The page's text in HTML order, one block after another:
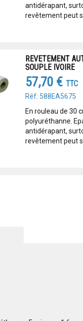
antidérapant,
revêtement peut
REVETEMENT
SOUPLE IVOIRE
57,70 € TTC
Réf: 588EA5675
En rouleau de 30
polyuréthanne.
antidérapant,
revêtement peut